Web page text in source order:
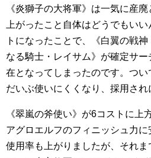
《炎獅子の大将軍》は一気に産
上がったこと自体はどうでもい
トになったことで、《白翼の戦
なる騎士・レイサム》が確定サ
在となってしまったのです。つ
だいぶ使いにくくなり、採用され
《翠嵐の斧使い》が6コストに上
アグロエルフのフィニッシュ力
使用率も上がりましたが、それ